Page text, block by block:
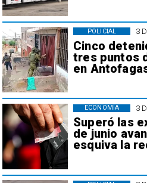
3
Cinco
tres puntos
en
POLICIAL
3
Superó las
de junio
esquiva la
ECONOMÍA